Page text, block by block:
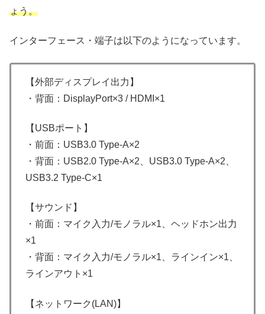
ょう。
インターフェース・端子は以下のようになっています。
【外部ディスプレイ出力】
・背面：DisplayPort×3 / HDMI×1
【USBポート】
・前面：USB3.0 Type-A×2
・背面：USB2.0 Type-A×2、USB3.0 Type-A×2、
USB3.2 Type-C×1
【サウンド】
・前面：マイク入力/モノラル×1、ヘッドホン出力
×1
・背面：マイク入力/モノラル×1、ラインイン×1、
ラインアウト×1
【ネットワーク(LAN)】